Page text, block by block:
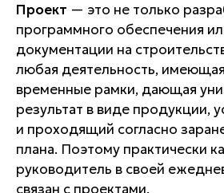
Проект — это не только
программного обеспечения
документации на
любая деятельность,
временные рамки, дающая
результат в виде продукции,
и проходящий согласно
плана. Поэтому практически
руководитель в своей
связан с проектами.